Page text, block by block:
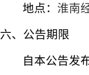
地点： 淮南
六、公告期限
自本公告发